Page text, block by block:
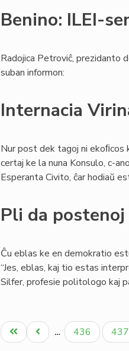
Benino: ILEI-
Radojica Petroviĉ, prezidanto
suban informon:
Internacia
Nur post dek tagoj ni ekoﬁcos
certaj ke la nuna Konsulo, c-
Esperanta Civito, ĉar hodiaŭ
Pli da
Ĉu eblas ke en demokratio
“Jes, eblas, kaj tio estas
Silfer, profesie politologo kaj
Pagination
Unua
paĝo
Antaŭa
paĝo
… Paĝo
436 Paĝo
437